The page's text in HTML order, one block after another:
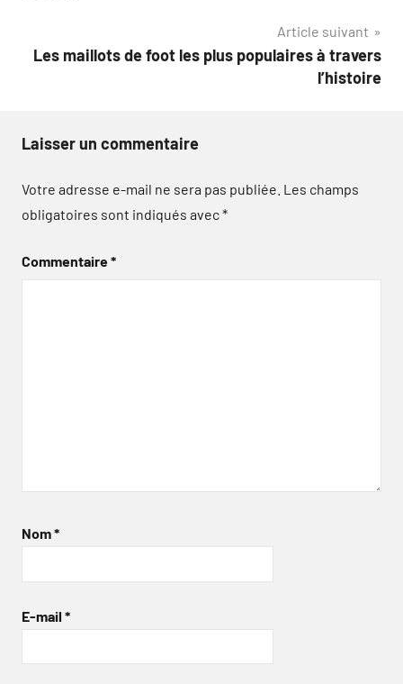
Article suivant
Les maillots de foot les plus populaires à travers
l’histoire
Laisser un commentaire
Votre adresse e-mail ne sera pas publiée. Les champs
obligatoires sont indiqués avec*
Commentaire*
Nom*
E-mail *